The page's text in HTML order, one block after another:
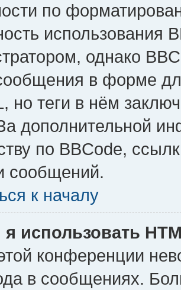
по
использования
однако
в форме
но теги в нём
дополнительной
по BBCode,
сообщений.
к началу
использовать
конференции
в сообщениях.